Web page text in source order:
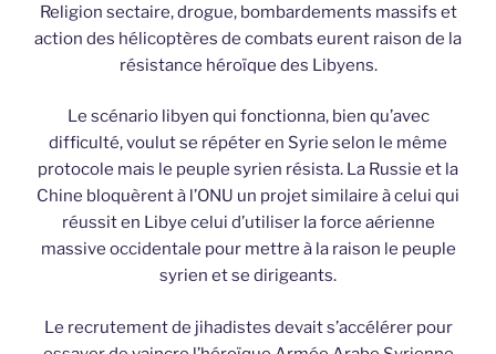
Religion sectaire, drogue, bombardements massifs et
action des hélicoptères de combats eurent raison de la
résistance héroïque des Libyens.
Le scénario libyen qui fonctionna, bien qu’avec
difficulté, voulut se répéter en Syrie selon le même
protocole mais le peuple syrien résista. La Russie et la
Chine bloquèrent à l’ONU un projet similaire à celui qui
réussit en Libye celui d’utiliser la force aérienne
massive occidentale pour mettre à la raison le peuple
syrien et se dirigeants.
Le recrutement de jihadistes devait s’accélérer pour